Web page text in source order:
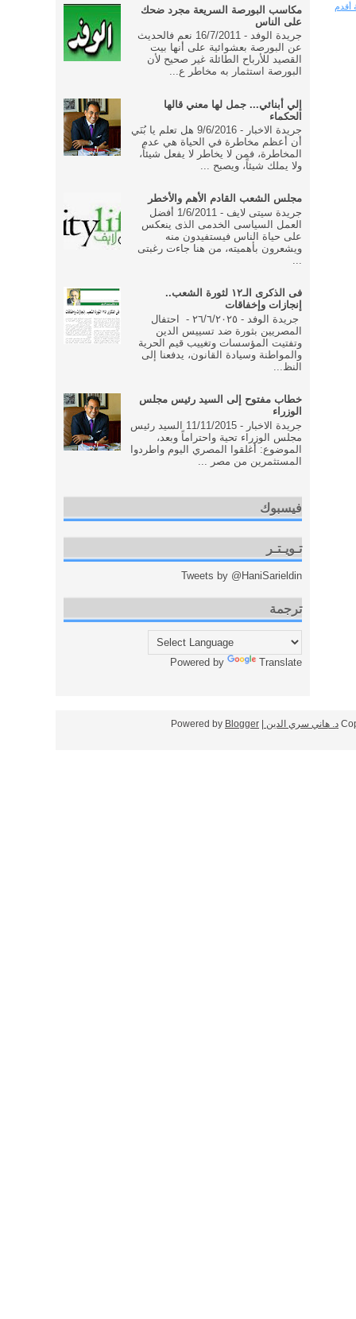
أقدم
مكاسب البورصة السريعة مجرد ضحك
على الناس
جريدة الوفد - 16/7/2011 نعم فالحديث
عن البورصة بعشوائية على أنها بيت
القصيد للأرباح الطائلة غير صحيح لأن
البورصة استثمار به مخاطر ع...
إلي أبنائي... جمل لها معني قالها
الحكماء
جريدة الاخبار - 9/6/2016 هل تعلم يا بُنَي
أن أعظم مخاطرة في الحياة هي عدم
المخاطرة، فمن لا يخاطر لا يفعل شيئاً،
ولا يملك شيئاً، ويصبح ...
مجلس الشعب القادم الأهم والأخطر
جريدة سيتى لايف - 1/6/2011 أفضل
العمل السياسى الخدمى الذى ينعكس
على حياة الناس فيستفيدون منه
ويشعرون بأهميته، من هنا جاءت رغبتى
فى الذكرى الـ١٢ لثورة الشعب..
إنجازات وإخفاقات
جريدة الوفد - ٢٦/٦/٢٠٢٥ - احتفال
المصريين بثورة ضد تسييس الدين
وتفتيت المؤسسات وتغييب قيم الحرية
والمواطنة وسيادة القانون، يدفعنا إلى
النظ...
خطاب مفتوح إلى السيد رئيس مجلس
الوزراء
جريدة الاخبار - 11/11/2015 السيد رئيس
مجلس الوزراء تحية واحتراماً وبعد،
الموضوع: أغلقوا المصري اليوم واطردوا
المستثمرين من مصر ...
فيسبوك
تـويـتـر
Tweets by @HaniSarieldin
ترجمة
Powered by Translate
د. هاني سري الدين | Powered by
Blogger